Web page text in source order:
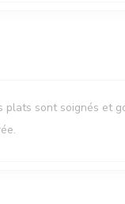
plats sont soignés et